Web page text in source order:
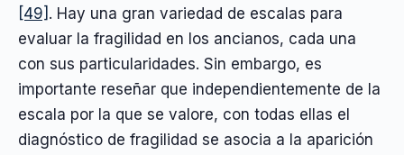
[49] . Hay una gran variedad de escalas para
evaluar la fragilidad en los ancianos, cada una
con sus particularidades. Sin embargo, es
importante reseñar que independientemente de la
escala por la que se valore, con todas ellas el
diagnóstico de fragilidad se asocia a la aparición